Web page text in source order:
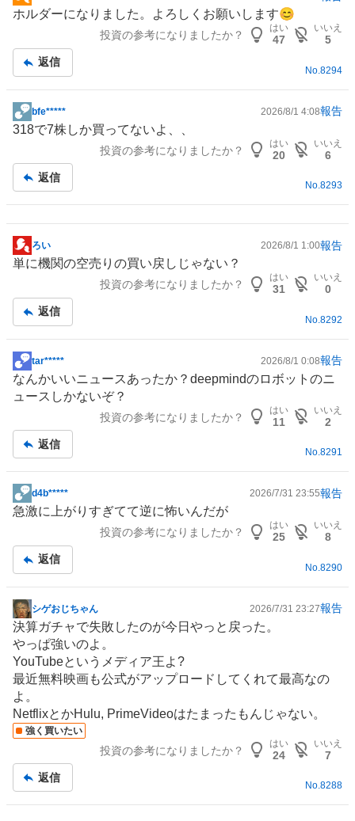
掲
示
事
ホルダーになりました。よろしくお願いします😊
投資の参考になりましたか？
はい
47
いいえ
5
返信
No. 8294
掲
示
事
bfe***** 2026/8/1 4:08報告
318で7株しか買ってないよ、、
投資の参考になりましたか？
はい
20
いいえ
6
返信
No.8293
掲
示
事
ろい 2026/8/1 1:00報告
単に機関の空売りの買い戻しじゃない？
投資の参考になりましたか？
はい
31
いいえ
0
返信
No. 8292
掲
示
板
tar***** 2026/8/1 0:08報告
なんかいいニュースあったか？deepmindのロボット のニ
ュースしかないぞ？
投資の参考になりましたか？
はい
11
いいえ
2
返信
No.8291
掲
示
事
d4b***** 2026/7/31 23:55報告
急激に上がりすぎてて逆に怖いんだが
投資の参考になりましたか？
はい
25
いいえ
8
返信
No. 8290
掲
示
板
記
事
シゲおじちゃん 2026/7/31 23:27報告
決算ガチャで失敗したのが今日やっと戻った。
やっぱ強いのよ。
YouTubeというメディア王よ?
最近無料映画も公式がアップロードしてくれて最高なの
よ。
NetflixとかHulu, PrimeVideoはたまったもんじゃない。
強く買いたい
投資の参考になりましたか？
はい
24
いいえ
7
返信
No.8288